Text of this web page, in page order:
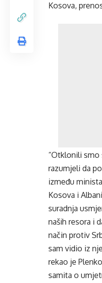
Kosova,
“Otklonili smo
razumjeli da
između
Kosova i
suradnja
naših resora i
način protiv
sam vidio iz
rekao je
samita o